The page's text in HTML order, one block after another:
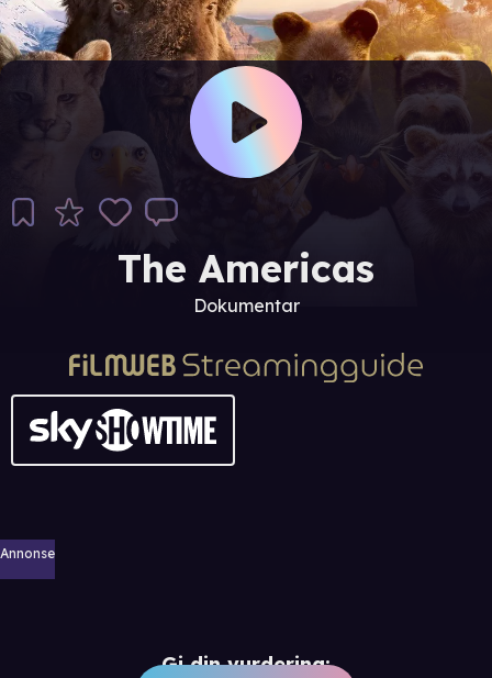
The Americas
Dokumentar
Annonse
Gi din vurdering: